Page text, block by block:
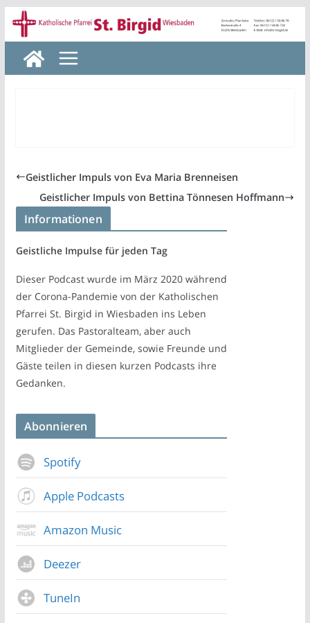
Zum
Inhalt
springen
Geistlicher Impuls von Eva Maria Brenneisen
Geistlicher Impuls von Bettina Tönnesen Hoffmann
Informationen
Geistliche Impulse für jeden Tag
Dieser Podcast wurde im März 2020 während
der Corona-Pandemie von der Katholischen
Pfarrei St. Birgid in Wiesbaden ins Leben
gerufen. Das Pastoralteam, aber auch
Mitglieder der Gemeinde, sowie Freunde und
Gäste teilen in diesen kurzen Podcasts ihre
Gedanken.
Abonnieren
Spotify
Apple Podcasts
Amazon Music
Deezer
TuneIn